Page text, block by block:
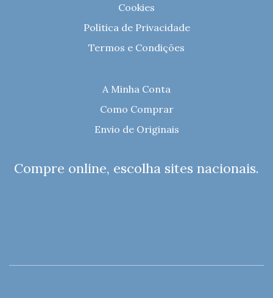
Cookies
Política de Privacidade
Termos e Condições
A Minha Conta
Como Comprar
Envio de Originais
Compre online, escolha sites nacionais.